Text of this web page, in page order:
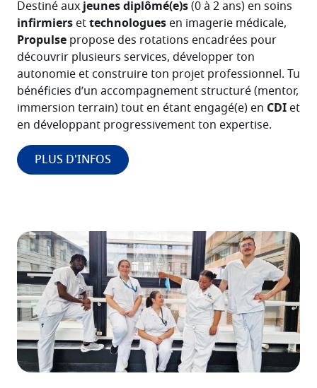
Destiné aux jeunes diplômé(e)s (0 à 2 ans) en soins
infirmiers et technologues en imagerie médicale,
Propulse propose des rotations encadrées pour
découvrir plusieurs services, développer ton
autonomie et construire ton projet professionnel. Tu
bénéficies d’un accompagnement structuré (mentor,
immersion terrain) tout en étant engagé(e) en CDI et
en développant progressivement ton expertise.
PLUS D'INFOS